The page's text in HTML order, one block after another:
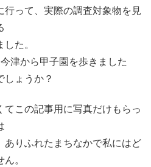
って、実際の調査対象物を見
た。
津から甲子園を歩きました
ょうか？
この記事用に写真だけもらっ
りふれたまちなかで私にはど
。